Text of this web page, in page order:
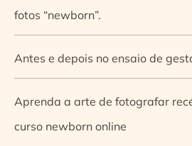
fotos “newborn”.
Antes e depois no ensaio de
Aprenda a arte de fotografar
curso newborn online